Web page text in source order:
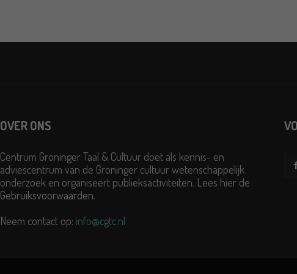
OVER ONS
Centrum Groninger Taal & Cultuur doet als kennis- en
adviescentrum van de Groninger cultuur wetenschappelijk
onderzoek en organiseert publieksactiviteiten. Lees hier de
Gebruiksvoorwaarden.
Neem contact op: info@cgtc.nl